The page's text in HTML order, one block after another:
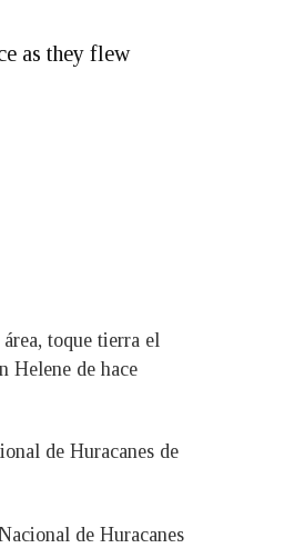
as they flew
toque tierra el
Helene de hace
de Huracanes de
de Huracanes